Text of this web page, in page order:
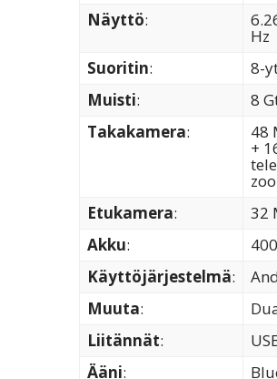
Näyttö:
Hz
Suoritin:
8-
Muisti:
8
Takakamera: 48
+
Etukamera:
32
Akku:
Käyttöjärjestelmä:
Muuta:
Liitännät:
Ääni: